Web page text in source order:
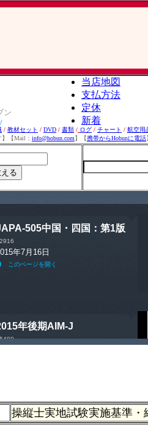
/ 教材セット / DVD / 書類 / ログ / チャート / 航空用
【Mail： info@hobun.com】【携帯からHobunに電話
操縦士実地試験実施基準